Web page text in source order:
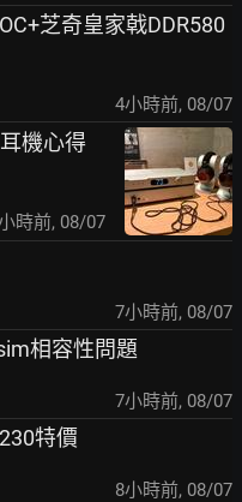
芝奇皇家戟DDR580
4小時前, 08/07
機心得
時前, 08/07
7小時前, 08/07
相容性問題
7小時前, 08/07
特價
8小時前, 08/07